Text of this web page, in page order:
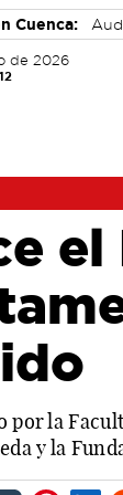
Cuenca:
de 2026
el
por la
y la